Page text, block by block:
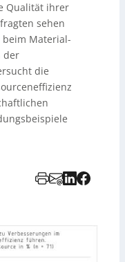
Qualität ihrer
sehen
Material-
der
die